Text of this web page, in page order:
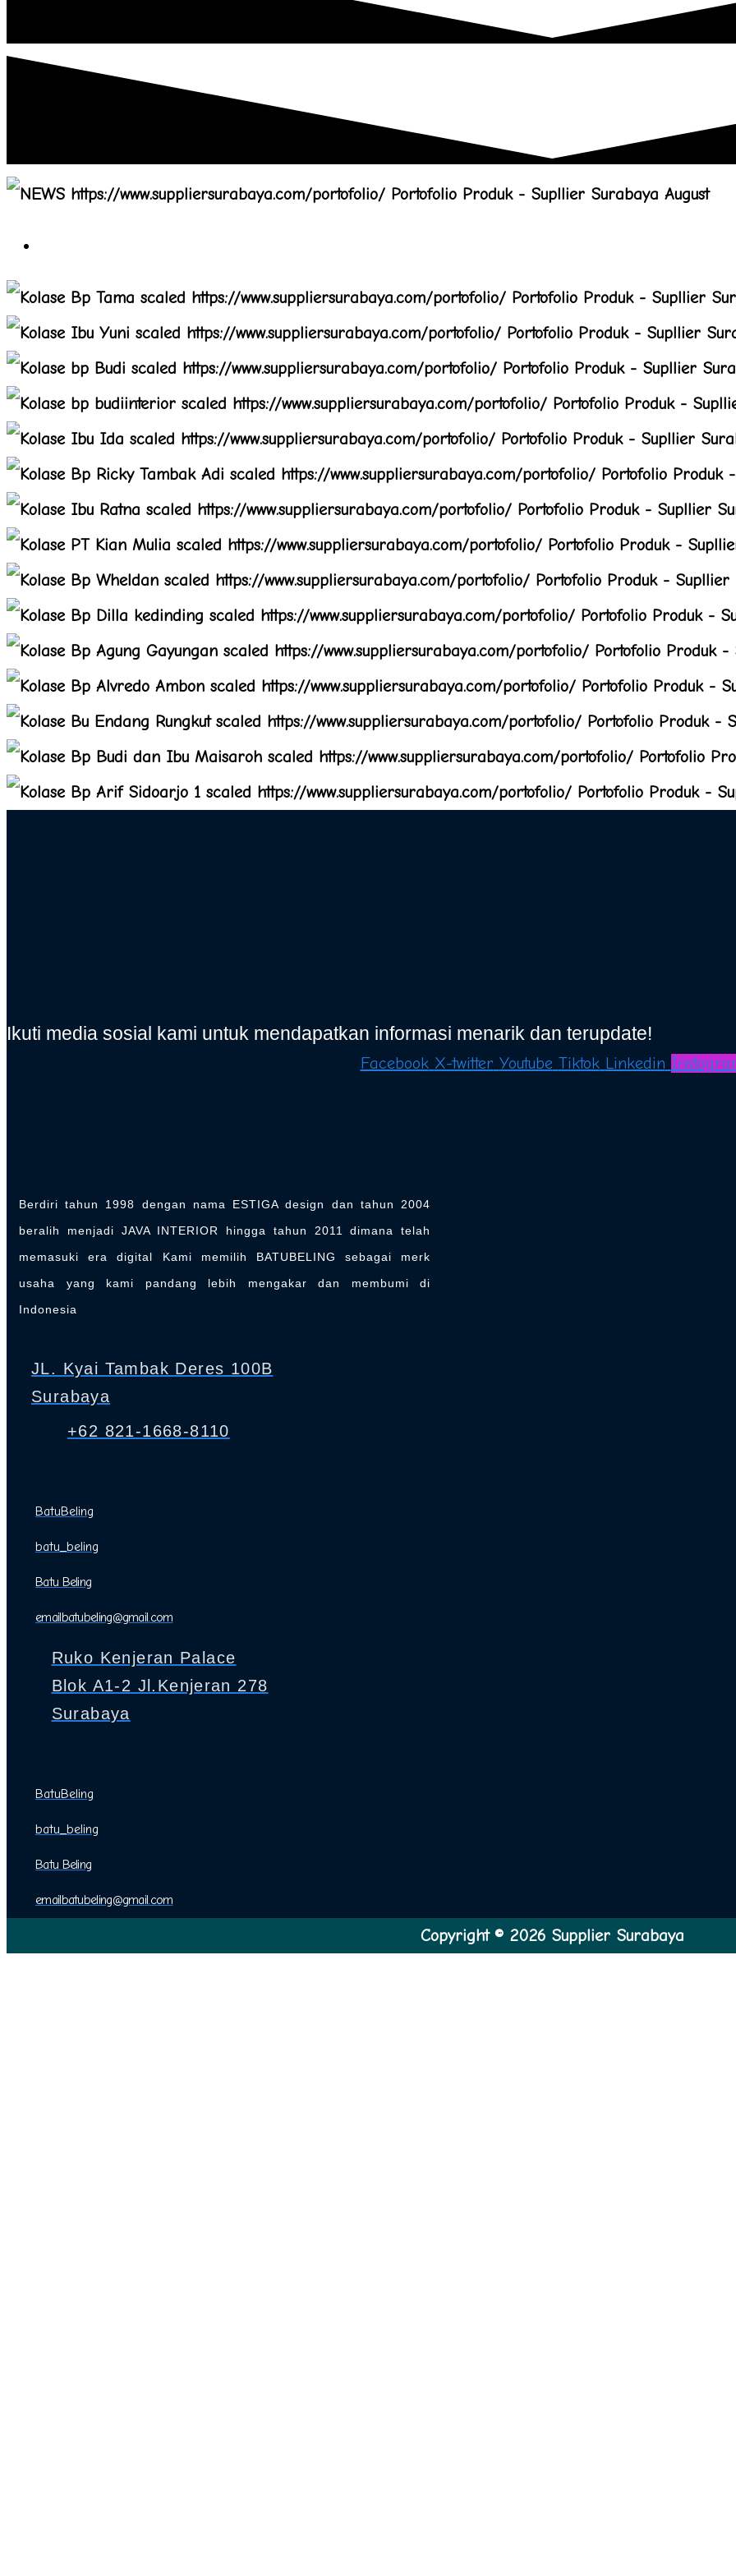
Ikuti media sosial kami untuk mendapatkan informasi menarik dan terupdate!
Facebook X-twitter Youtube Tiktok Linkedin
Berdiri tahun 1998 dengan nama ESTIGA design dan tahun 2004
beralih menjadi JAVA INTERIOR hingga tahun 2011 dimana telah
memasuki era digital Kami memilih BATUBELING sebagai merk
usaha yang kami pandang lebih mengakar dan membumi di
Indonesia
JL. Kyai Tambak Deres 100B
Surabaya
+62 821-1668-8110
BatuBeling
batu_beling
Batu Beling
emailbatubeling@gmail.com
Ruko Kenjeran Palace
Blok A1-2 Jl.Kenjeran 278
Surabaya
BatuBeling
batu_beling
Batu Beling
emailbatubeling@gmail.com
Copyright © 2026 Supplier Surabaya